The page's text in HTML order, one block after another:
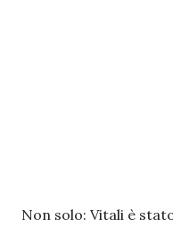
Non solo: Vitali è